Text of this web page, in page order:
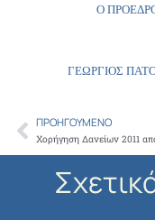
Ο
ΓΕΩΡΓΙΟΣ
Prev
ΠΡΟΗΓΟΎΜΕΝΟ
Χορήγηση Δανείων 2011